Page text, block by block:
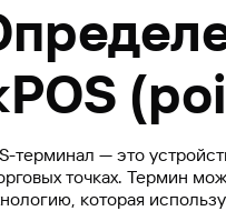
терминал — это
точках. Термин
которая